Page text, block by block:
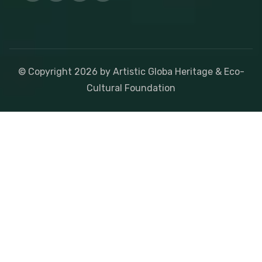
© Copyright 2026 by Artistic Globa Heritage & Eco-
Cultural Foundation